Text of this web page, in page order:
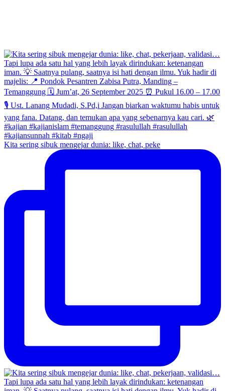
Kita sering sibuk mengejar dunia: like, chat, peke